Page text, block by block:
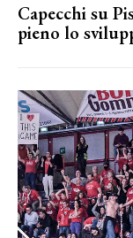
Capecchi su
pieno lo